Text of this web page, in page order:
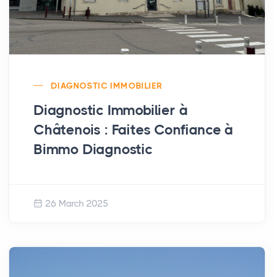
DIAGNOSTIC IMMOBILIER
Diagnostic Immobilier à
Châtenois : Faites Confiance à
Bimmo Diagnostic
26 March 2025